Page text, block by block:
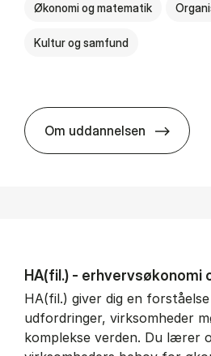
Økonomi og matematik
Kultur og samfund
Om uddannelsen
BSc in
HA(fil.) - erhvervs­økonomi
HA(fil.) giver dig en
udfordringer, virksomheder
komplekse verden. Du lærer